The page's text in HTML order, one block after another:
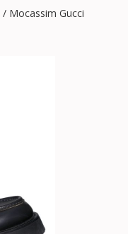
/ Mocassim Gucci